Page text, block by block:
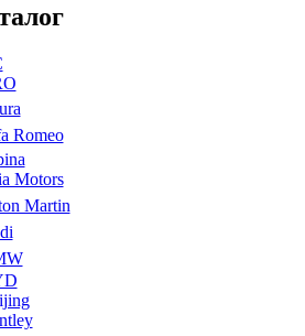
Romeo
Motors
Martin